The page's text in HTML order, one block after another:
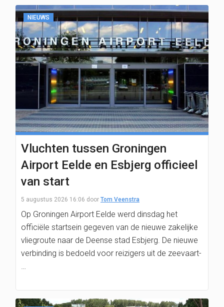
NIEUWS
Vluchten tussen Groningen
Airport Eelde en Esbjerg officieel
van start
5 augustus 2026 16:06 door Tom Veenstra
Op Groningen Airport Eelde werd dinsdag het
officiële startsein gegeven van de nieuwe zakelijke
vliegroute naar de Deense stad Esbjerg. De nieuwe
verbinding is bedoeld voor reizigers uit de zeevaart-
…